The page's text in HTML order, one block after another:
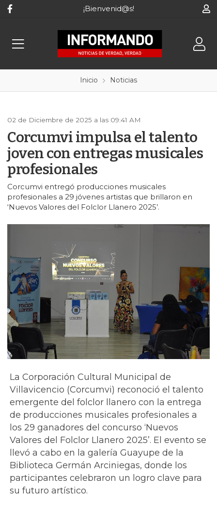
¡Bienvenid@s!
Inicio Noticias
02 de Diciembre de 2025 a las 09:41 AM
Corcumvi impulsa el talento
joven con entregas musicales
profesionales
Corcumvi entregó producciones musicales
profesionales a 29 jóvenes artistas que brillaron en
‘Nuevos Valores del Folclor Llanero 2025’.
La Corporación Cultural Municipal de
Villavicencio (Corcumvi) reconoció el talento
emergente del folclor llanero con la entrega
de producciones musicales profesionales a
los 29 ganadores del concurso ‘Nuevos
Valores del Folclor Llanero 2025’. El evento se
llevó a cabo en la galería Guayupe de la
Biblioteca Germán Arciniegas, donde los
participantes celebraron un logro clave para
su futuro artístico.